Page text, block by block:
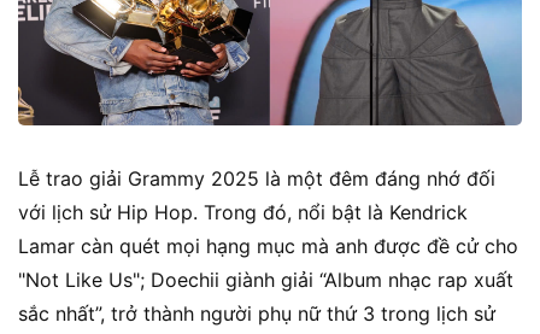
Lễ trao giải Grammy 2025 là một đêm đáng nhớ đối
với lịch sử Hip Hop. Trong đó, nổi bật là Kendrick
Lamar càn quét mọi hạng mục mà anh được đề cử cho
"Not Like Us"; Doechii giành giải “Album nhạc rap xuất
sắc nhất”, trở thành người phụ nữ thứ 3 trong lịch sử